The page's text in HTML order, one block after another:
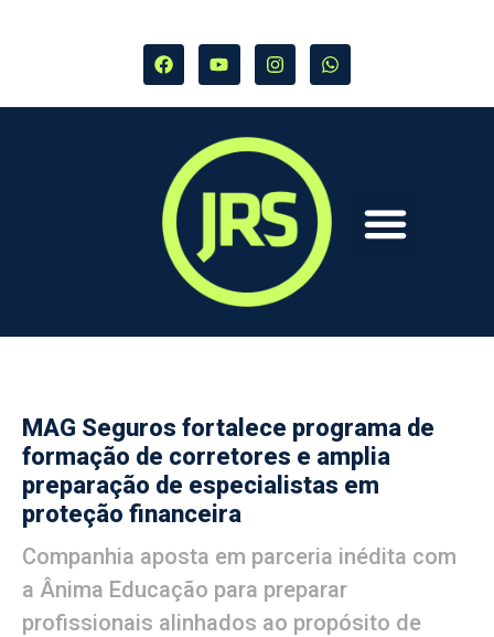
MAG Seguros fortalece programa de
formação de corretores e amplia
preparação de especialistas em
proteção financeira
Companhia aposta em parceria inédita com
a Ânima Educação para preparar
profissionais alinhados ao propósito de